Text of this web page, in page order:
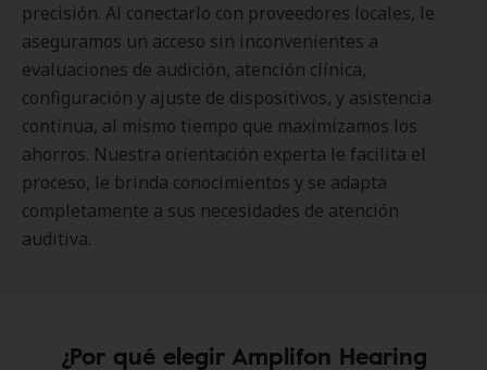
precisión. Al conectarlo con proveedores locales, le
aseguramos un acceso sin inconvenientes a
evaluaciones de audición, atención clínica,
configuración y ajuste de dispositivos, y asistencia
continua, al mismo tiempo que maximizamos los
ahorros. Nuestra orientación experta le facilita el
proceso, le brinda conocimientos y se adapta
completamente a sus necesidades de atención
auditiva.
¿Por qué elegir Amplifon Hearing